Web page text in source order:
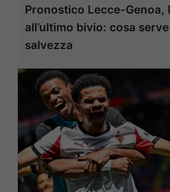
Pronostico Lecce-Genoa,
all’ultimo bivio: cosa
salvezza